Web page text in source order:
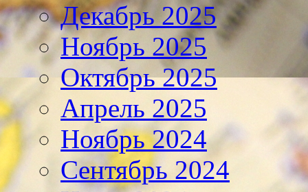
Декабрь 2025
Ноябрь 2025
Октябрь 2025
Апрель 2025
Ноябрь 2024
Сентябрь 2024